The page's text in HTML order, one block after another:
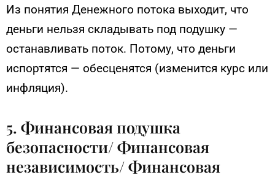
Из понятия Денежного потока выходит, что
деньги нельзя складывать под подушку —
останавливать поток. Потому, что деньги
испортятся — обесценятся (изменится курс или
инфляция).
5. Финансовая подушка
безопасности/ Финансовая
независимость/ Финансовая